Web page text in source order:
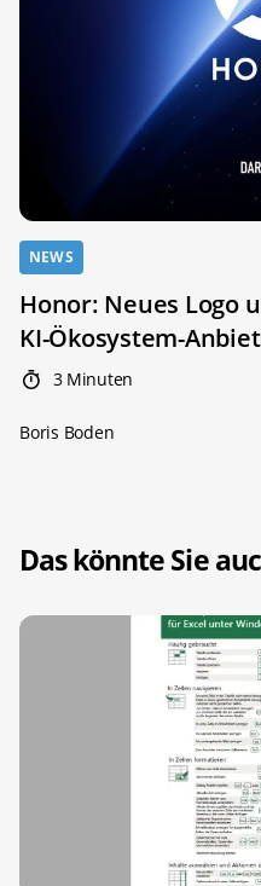
NEWS
Honor: Neues Logo
KI-Ökosystem-
3 Minuten
Boris Boden
Das könnte Sie